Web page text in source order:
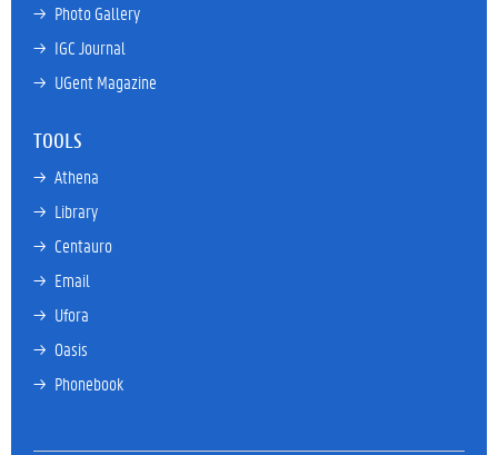
→ Photo Gallery
→ IGC Journal
→ UGent Magazine
TOOLS
→ Athena
→ Library
→ Centauro
→ Email
→ Ufora
→ Oasis
→ Phonebook